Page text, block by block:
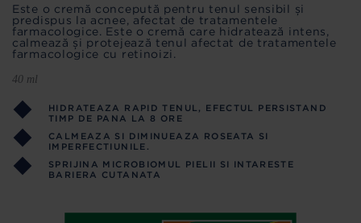
Este o cremă concepută pentru tenul sensibil și
predispus la acnee, afectat de tratamentele
farmacologice. Este o cremă care hidratează intens,
calmează și protejează tenul afectat de tratamentele
farmacologice cu retinoizi.
40 ml
HIDRATEAZA RAPID TENUL, EFECTUL PERSISTAND
TIMP DE PANA LA 8 ORE
CALMEAZA SI DIMINUEAZA ROSEATA SI
IMPERFECTIUNILE.
SPRIJINA MICROBIOMUL PIELII SI INTARESTE
BARIERA CUTANATA